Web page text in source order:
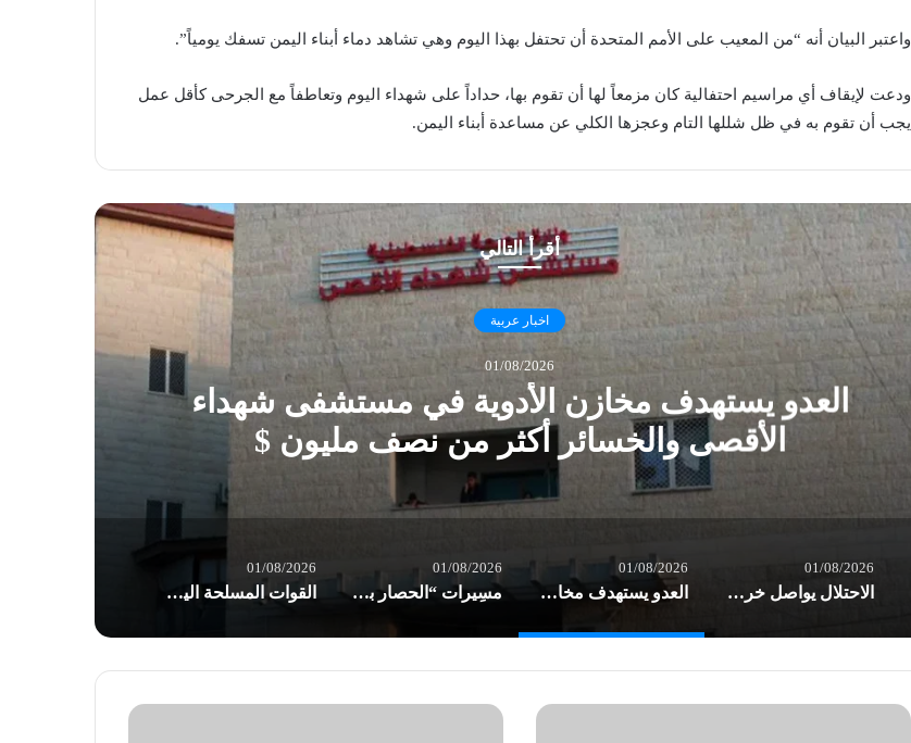
واعتبر البيان أنه “من المعيب على الأمم المتحدة أن تحتفل بهذا اليوم وهي تشاهد دماء أبناء اليمن تسفك يومياً”.
ودعت لإيقاف أي مراسيم احتفالية كان مزمعاً لها أن تقوم بها، حداداً على شهداء اليوم وتعاطفاً مع الجرحى كأقل عمل
يجب أن تقوم به في ظل شللها التام وعجزها الكلي عن مساعدة أبناء اليمن.
أقرأ التالي
اخبار عربية
01/08/2026
العدو يستهدف مخازن الأدوية في مستشفى شهداء
الأقصى والخسائر أكثر من نصف مليون $
01/08/2026
الاحتلال يواصل خرق الهدنة في غزة.. شهداء وعشرات الإصابات بغارات العدو
01/08/2026
العدو يستهدف مخازن الأدوية في مستشفى شهداء الأقصى والخسائر أكثر من نصف مليون $
01/08/2026
مسِيرات “الحصار بالحصار والتصعيد بالتصعيد” في صنعاء: مستعدون لأثمان المعركة
01/08/2026
القوات المسلحة اليمنية: إجبار 8 سفن نفطية للعدو السعودي على تغيير مسارها